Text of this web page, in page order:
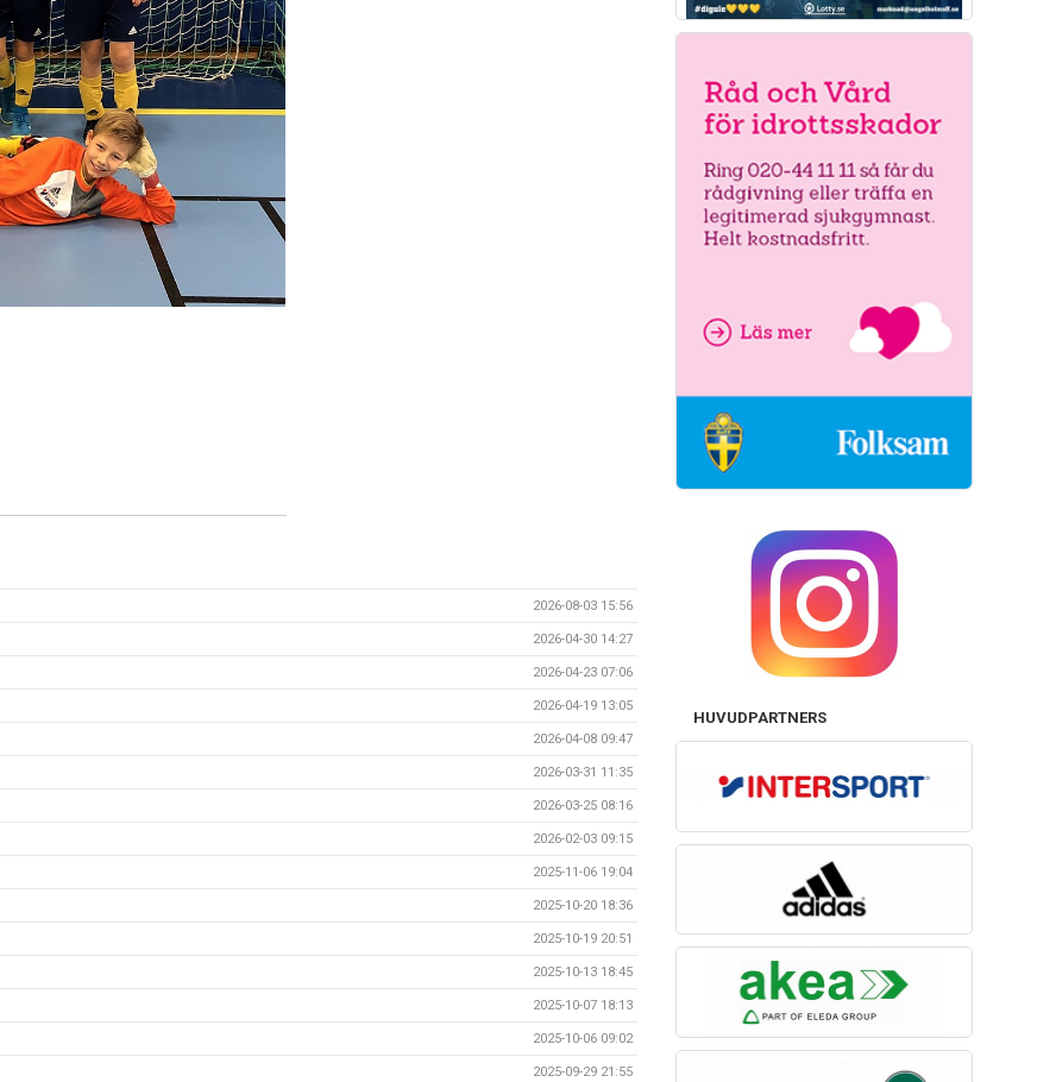
2026-08-03 15:56
2026-04-30 14:27
2026-04-23 07:06
2026-04-19 13:05
2026-04-08 09:47
2026-03-31 11:35
2026-03-25 08:16
2026-02-03 09:15
2025-11-06 19:04
2025-10-20 18:36
2025-10-19 20:51
2025-10-13 18:45
2025-10-07 18:13
2025-10-06 09:02
2025-09-29 21:55
HUVUDPARTNERS